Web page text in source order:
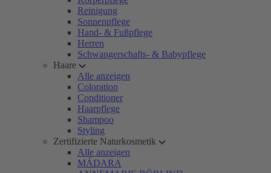
Reinigung
Sonnenpflege
Hand- & Fußpflege
Herren
Schwangerschafts- & Babypflege
Haare
Alle anzeigen
Coloration
Conditioner
Haarpflege
Shampoo
Styling
Zertifizierte Naturkosmetik
Alle anzeigen
MÁDARA